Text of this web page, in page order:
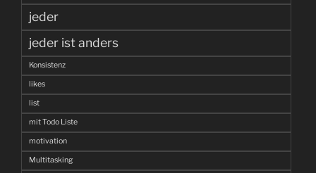
jeder
jeder ist anders
Konsistenz
likes
list
mit Todo Liste
motivation
Multitasking